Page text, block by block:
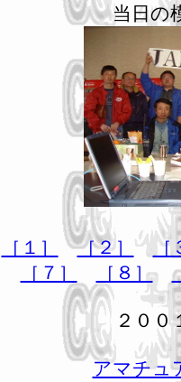
当日の
［１］ ［２］
［
［７］
［８］
２００
アマチュ